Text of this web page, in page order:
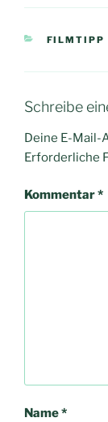
FILMTIPP
Schreibe
Deine E-
Erforderliche
Kommentar*
Name*